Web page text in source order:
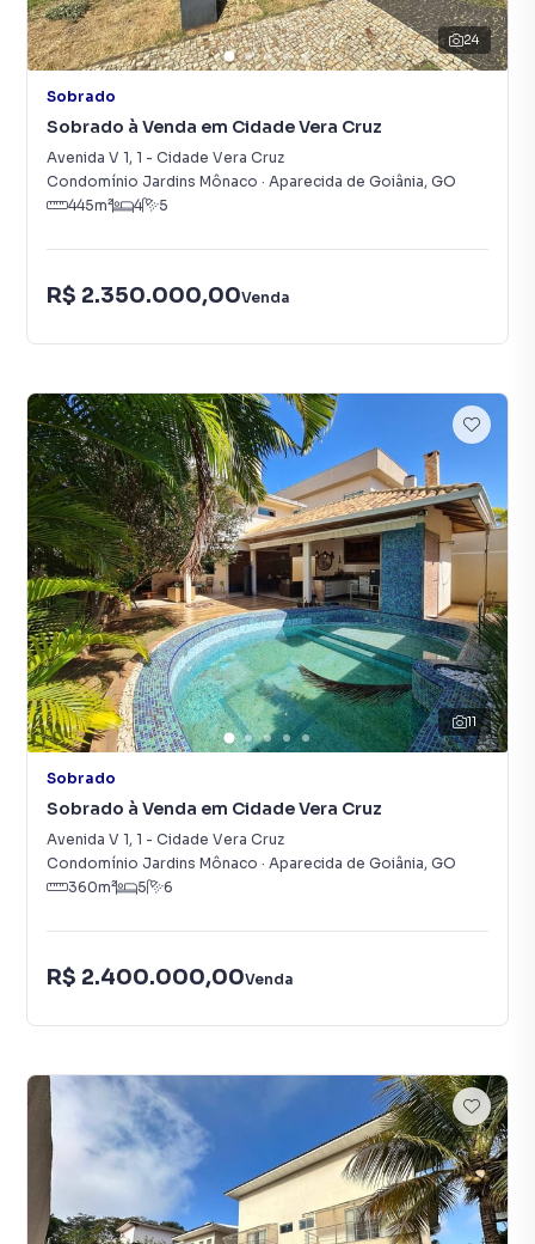
24
Sobrado
Sobrado à Venda em Cidade Vera Cruz
Avenida V 1, 1 - Cidade Vera Cruz
Condomínio Jardins Mônaco · Aparecida de Goiânia, GO
445m² 4 5
R$ 2.350.000,00Venda
11
Sobrado
Sobrado à Venda em Cidade Vera Cruz
Avenida V 1, 1 - Cidade Vera Cruz
Condomínio Jardins Mônaco · Aparecida de Goiânia, GO
360m² 5 6
R$ 2.400.000,00Venda